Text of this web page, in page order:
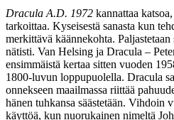
Dracula A.D. 1972 kannattaa
tarkoittaa. Kyseisestä sanasta kun
merkittävä käännekohta.
nätisti. Van Helsing ja Dracula –
ensimmäistä kertaa sitten vuoden
1800‑luvun loppupuolella. Dracula
onnekseen maailmassa riittää
hänen tuhkansa säästetään. Vihdoin
käyttöä, kun nuorukainen nimeltä